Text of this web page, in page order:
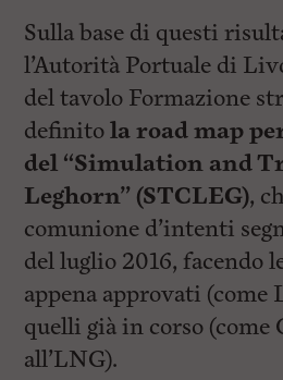
Sulla base di questi
l’Autorità Portuale di
del tavolo Formazione
definitola road map
del “Simulation and
Leghorn” (STCLEG),
comunione d’intenti
del luglio 2016, facendo
appena approvati (come
quelli già in corso
all’LNG).